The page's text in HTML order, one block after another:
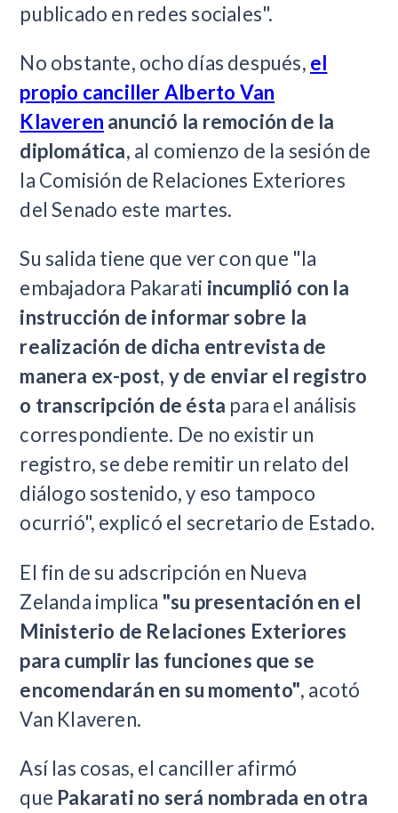
publicado en redes sociales".
No obstante, ocho días después, el
propio canciller Alberto Van
Klaveren anunció la remoción de la
diplomática, al comienzo de la sesión de
la Comisión de Relaciones Exteriores
del Senado este martes.
Su salida tiene que ver con que "la
embajadora Pakarati incumplió con la
instrucción de informar sobre la
realización de dicha entrevista de
manera ex-post, y de enviar el registro
o transcripción de ésta para el análisis
correspondiente. De no existir un
registro, se debe remitir un relato del
diálogo sostenido, y eso tampoco
ocurrió", explicó el secretario de Estado.
El fin de su adscripción en Nueva
Zelanda implica "su presentación en el
Ministerio de Relaciones Exteriores
para cumplir las funciones que se
encomendarán en su momento", acotó
Van Klaveren.
Así las cosas, el canciller afirmó
que Pakarati no será nombrada en otra